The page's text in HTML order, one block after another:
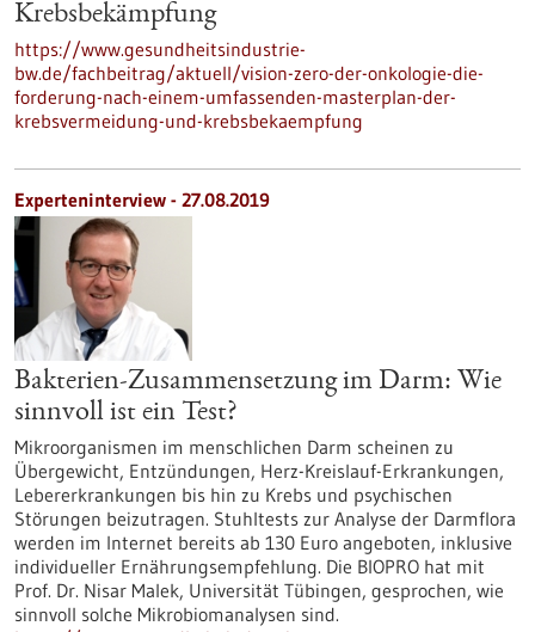
Krebsbekämpfung
https://www.gesundheitsindustrie-
bw.de/fachbeitrag/aktuell/vision-zero-der-onkologie-die-
forderung-nach-einem-umfassenden-masterplan-der-
krebsvermeidung-und-krebsbekaempfung
Experteninterview - 27.08.2019
Bakterien-Zusammensetzung im Darm: Wie
sinnvoll ist ein Test?
Mikroorganismen im menschlichen Darm scheinen zu
Übergewicht, Entzündungen, Herz-Kreislauf-Erkrankungen,
Lebererkrankungen bis hin zu Krebs und psychischen
Störungen beizutragen. Stuhltests zur Analyse der Darmflora
werden im Internet bereits ab 130 Euro angeboten, inklusive
individueller Ernährungsempfehlung. Die BIOPRO hat mit
Prof. Dr. Nisar Malek, Universität Tübingen, gesprochen, wie
sinnvoll solche Mikrobiomanalysen sind.